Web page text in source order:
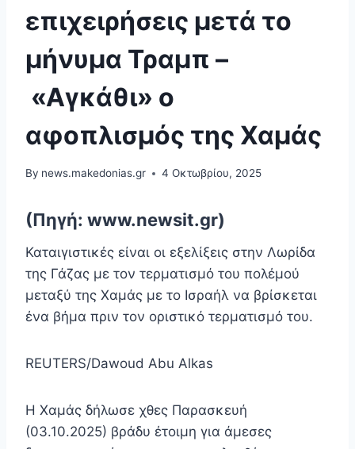
επιχειρήσεις μετά το
μήνυμα Τραμπ –
«Αγκάθι» ο
αφοπλισμός της Χαμάς
By news.makedonias.gr 4 Οκτωβρίου, 2025
(Πηγή: www.newsit.gr)
Καταιγιστικές είναι οι εξελίξεις στην Λωρίδα
της Γάζας με τον τερματισμό του πολέμού
μεταξύ της Χαμάς με το Ισραήλ να βρίσκεται
ένα βήμα πριν τον οριστικό τερματισμό του.
REUTERS/Dawoud Abu Alkas
Η Χαμάς δήλωσε χθες Παρασκευή
(03.10.2025) βράδυ έτοιμη για άμεσες